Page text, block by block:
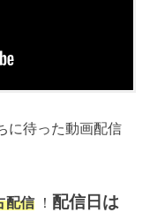
に待った動画配信
配信 ！ 配信日は